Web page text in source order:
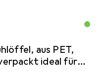
aus PET,
ideal für
Form für